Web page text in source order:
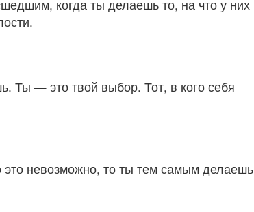
когда ты делаешь то, на что у них
Ты — это твой выбор. Тот, в кого себя
невозможно, то ты тем самым делаешь